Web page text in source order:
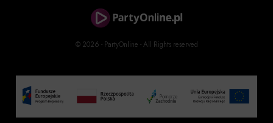
© 2026 - PartyOnline - All Rights reserved